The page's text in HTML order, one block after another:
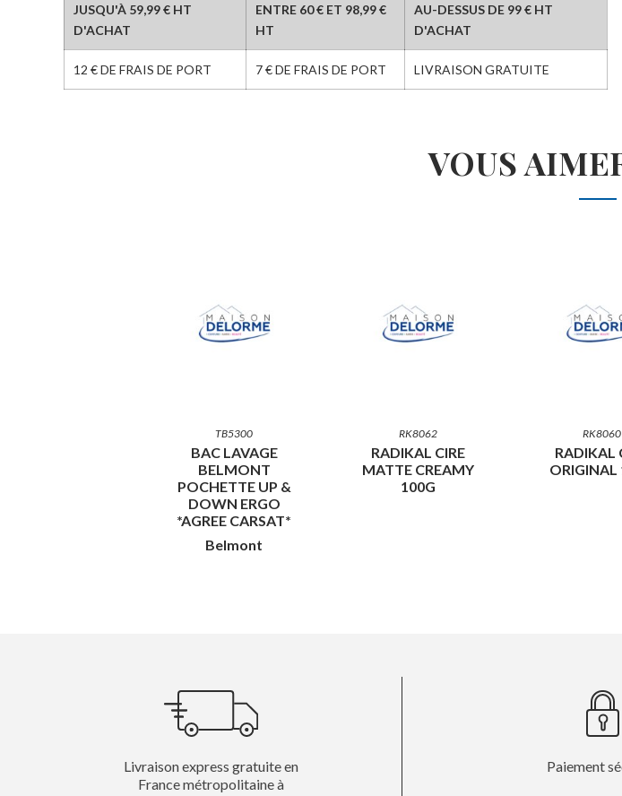
JUSQU'À 59,99 € HT
D'ACHAT
ENTRE 60 € ET 98,99 €
HT
AU-DESSUS DE 99 € HT
D'ACHAT
12 € DE FRAIS DE PORT 7 € DE FRAIS DE PORT LIVRAISON GRATUITE
VOUS
TB5300
BAC LAVAGE
BELMONT
POCHETTE UP &
DOWN ERGO
*AGREE CARSAT*
Belmont
RK8062
RADIKAL CIRE
MATTE CREAMY
100G
RK8060
RADIKAL
ORIGINAL
Livraison express gratuite en
France métropolitaine à
Paiement